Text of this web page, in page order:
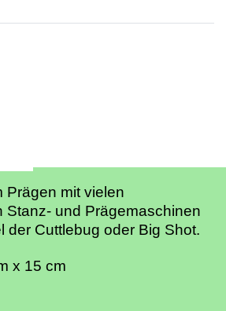
Prägen mit vielen
Stanz- und Prägemaschinen
der Cuttlebug oder Big Shot.
x 15 cm